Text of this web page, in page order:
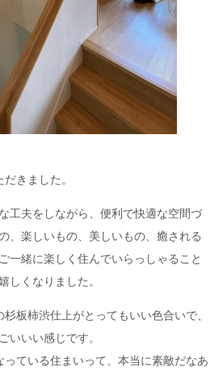
きました。
工夫をしながら、便利で快適な空間づ
、楽しいもの、美しいもの、癒される
一緒に楽しく住んでいらっしゃること
しくなりました。
板柿渋仕上がとってもいい色合いで、
いいい感じです。
ている住まいって、本当に素敵だなあ